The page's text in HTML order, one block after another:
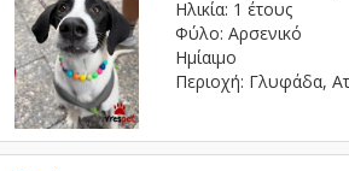
Ηλικία: 1 έτους
Φύλο: Αρσενικό
Ημίαιμο
Περιοχή: Γλυφάδα,